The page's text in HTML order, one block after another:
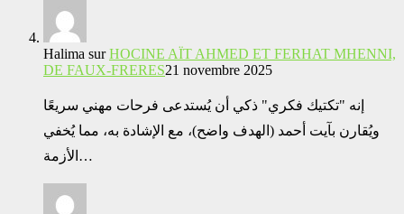
Halima surHOCINE AÏT AHMED ET FERHAT MHENNI,
DE FAUX-FRERES21 novembre 2025
إنه "تكتيك فكري" ذكي أن يُستدعى فرحات مهني سريعًا
ويُقارن بآيت أحمد (الهدف واضح)، مع الإشادة به، مما يُخفي
الأزمة…